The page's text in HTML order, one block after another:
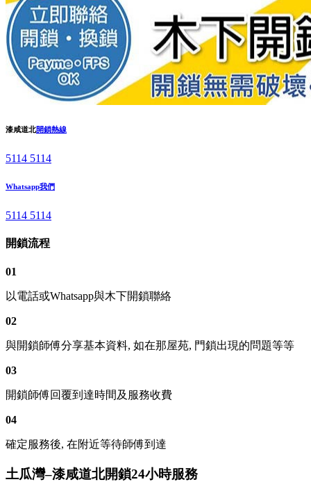
漆咸道北開鎖熱線
5114 5114
Whatsapp我們
5114 5114
開鎖流程
01
以電話或Whatsapp與木下開鎖聯絡
02
與開鎖師傅分享基本資料, 如在那屋苑, 門鎖出現的問題等等
03
開鎖師傅回覆到達時間及服務收費
04
確定服務後, 在附近等待師傅到達
土瓜灣–漆咸道北開鎖24小時服務